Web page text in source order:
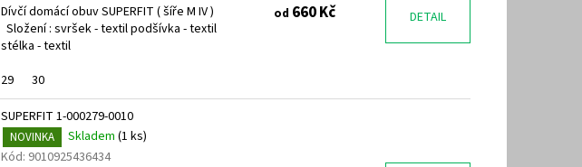
Dívčí domácí obuv SUPERFIT ( šíře M IV )
Složení : svršek - textil podšívka - textil
stélka - textil
29
30
od 660 Kč DETAIL
SUPERFIT 1-000279-0010
NOVINKA Skladem (1 ks)
Kód: 9010925436434